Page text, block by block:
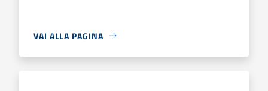
VAI ALLA PAGINA